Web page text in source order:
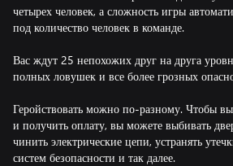
четырех человек, а сложность игры
под количество человек в команде.
Вас ждут 25 непохожих друг на друга
полных ловушек и все более грозных
Геройствовать можно по-разному. Чтобы
и получить оплату, вы можете выбивать
чинить электрические цепи, устранять
систем безопасности и так далее.